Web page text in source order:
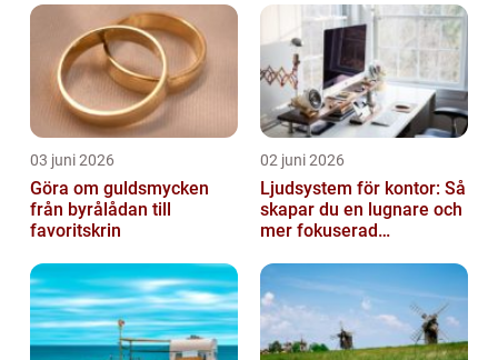
03 juni 2026
Göra om guldsmycken
från byrålådan till
favoritskrin
02 juni 2026
Ljudsystem för kontor: Så
skapar du en lugnare och
mer fokuserad